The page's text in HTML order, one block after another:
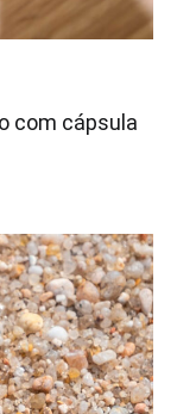
com cápsula